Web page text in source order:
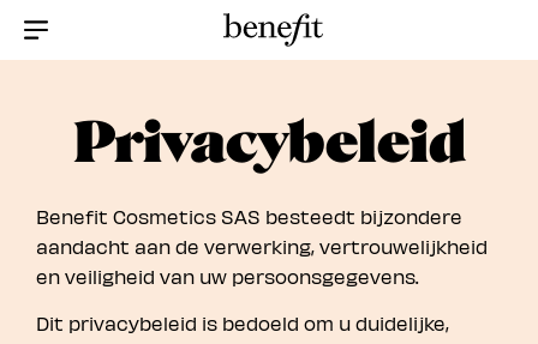
Privacybeleid
Benefit Cosmetics SAS besteedt bijzondere
aandacht aan de verwerking, vertrouwelijkheid
en veiligheid van uw persoonsgegevens.
Dit privacybeleid is bedoeld om u duidelijke,